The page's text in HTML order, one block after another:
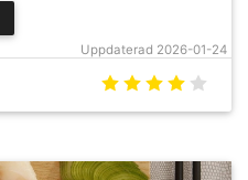
Uppdaterad 2026-01-24